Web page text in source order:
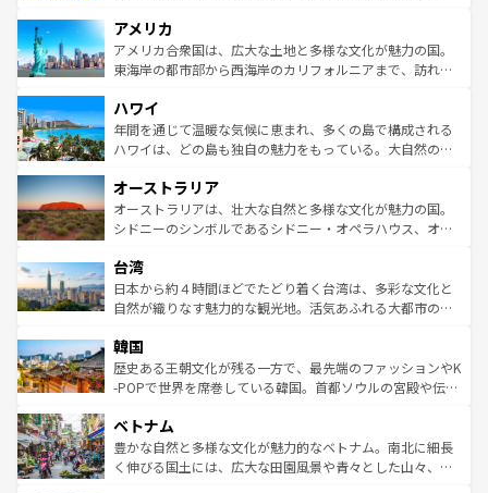
ンツ一覧を参照してほしい。
の建物がそのまま残る町や、スイスならではのユニークな
博物館もあり、アルプス観光だけでなく町歩きも満喫する
ことができる。国民の所得が高いため物価も高いが、旅行
ば市内交通費無料で観光を楽しむこともできる。 なお、新
着のスイス情報はコンテンツ一覧 を参照してほしい。
アメリカ
アメリカ合衆国は、広大な土地と多様な文化が魅力の国。
東海岸の都市部から西海岸のカリフォルニアまで、訪れる
のような巨大都市は、観光、ショッピング、エンターテイ
ンメントが詰まった刺激的なスポットだ。一方、アメリカ
西部には大自然が広がり、グランドキャニオンやイエロー
部のニューオーリンズでは、音楽と美食が融合した独特の
文化が魅力。旅行者はアメリカの各地域で異なる魅力を楽
しみながら、その多様性と豊かな歴史を感じることができ
ならではの贅沢な旅のスタイルだ。 なお、新着のアメリカ
情報はコンテンツ一覧を参照してほしい。
ハワイ
年間を通じて温暖な気候に恵まれ、多くの島で構成される
ハワイは、どの島も独自の魅力をもっている。大自然の神
ワイ島は見逃せない。また、定番の観光地といえばオアフ
島だが、静かな自然を求めるならマウイ島やカウアイ島が
おすすめ。エメラルドグリーンに輝く海をはじめ、豊かな
れるおもてなしの心で訪れる人々を迎えてくれるハワイの
人々、おいしいローカルフードやハワイアンミュージッ
ク、伝統的なフラダンスなど、すべてがハワイの魅力を彩
ワイを、存分に味わってほしい。 なお、新着のハワイ情報
はコンテンツ一覧を参照してほしい。
オーストラリア
オーストラリアは、壮大な自然と多様な文化が魅力の国。
シドニーのシンボルであるシドニー・オペラハウス、オー
リアリーフや大陸中央部にそびえるウルル（エアーズロッ
ク）、タスマニアの美しい原生林やケアンズの熱帯雨林な
ど、見どころがたくさん。また、カフェやワイン、オージ
いる。アクティビティも充実しており、サーフィンやダイ
ビング、ハイキングなど、アウトドア好きにはたまらな
い。オーストラリアの多彩な魅力を存分に味わいつくそ
参照してほしい。
台湾
日本から約４時間ほどでたどり着く台湾は、多彩な文化と
自然が織りなす魅力的な観光地。活気あふれる大都市の台
ン）、静ひつな山岳地帯である台湾東部など、都市の喧騒
と山間の静けさが共存しており、訪れる人に新しい発見と
驚きをもたらしてくれる。また、奥深い台湾の食文化も魅
容にもいいと評判のスイーツなど、バラエティ豊かな料理
が味わえる。 なお、新着の台湾情報は コンテンツ一覧を参
照してほしい。
韓国
歴史ある王朝文化が残る一方で、最先端のファッションやK
-POPで世界を席巻している韓国。首都ソウルの宮殿や伝統
き、地方に足を延ばせば四季折々の自然美を楽しむことが
できる。そして、キムチや焼肉、絶品のストリートフード
まで、さまざまな韓国料理が待っている。夜には、韓国な
ベトナム
豊かな自然と多様な文化が魅力的なベトナム。南北に細長
く伸びる国土には、広大な田園風景や青々とした山々、世